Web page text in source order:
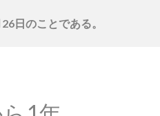
日のことである。